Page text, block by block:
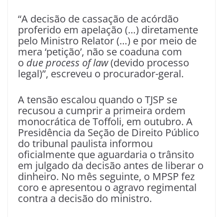
“A decisão de cassação de acórdão
proferido em apelação (…) diretamente
pelo Ministro Relator (…) e por meio de
mera ‘petição’, não se coaduna com
o due process of law(devido processo
legal)”, escreveu o procurador-geral.
A tensão escalou quando o TJSP se
recusou a cumprir a primeira ordem
monocrática de Toffoli, em outubro. A
Presidência da Seção de Direito Público
do tribunal paulista informou
oficialmente que aguardaria o trânsito
em julgado da decisão antes de liberar o
dinheiro. No mês seguinte, o MPSP fez
coro e apresentou o agravo regimental
contra a decisão do ministro.